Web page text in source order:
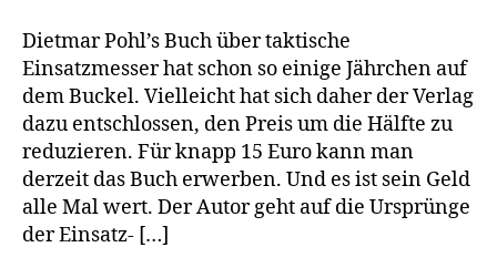
Dietmar Pohl’s Buch über taktische
Einsatzmesser hat schon so einige Jährchen auf
dem Buckel. Vielleicht hat sich daher der Verlag
dazu entschlossen, den Preis um die Hälfte zu
reduzieren. Für knapp 15 Euro kann man
derzeit das Buch erwerben. Und es ist sein Geld
alle Mal wert. Der Autor geht auf die Ursprünge
der Einsatz- […]